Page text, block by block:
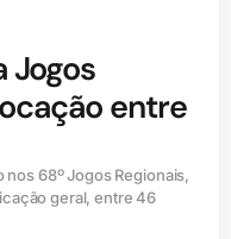
Jogos
entre
68º Jogos Regionais,
geral, entre 46